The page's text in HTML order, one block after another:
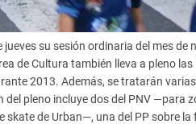
su sesión ordinaria del mes de
de Cultura también lleva a pleno
2013. Además, se tratarán
del pleno incluye dos del PNV —para
de Urban—, una del PP sobre